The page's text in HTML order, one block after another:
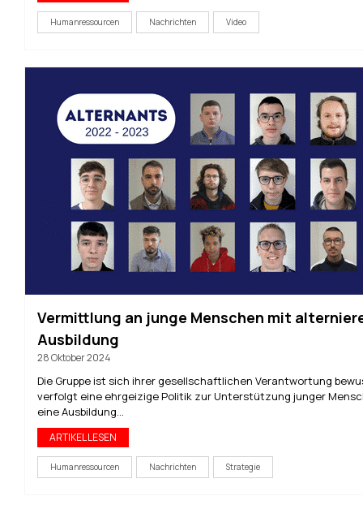
Humanressourcen Nachrichten Video
Vermittlung an junge Menschen mit
Ausbildung
28 Oktober 2024
Die Gruppe ist sich ihrer gesellschaftlichen Verantwortung
verfolgt eine ehrgeizige Politik zur Unterstützung junger
eine Ausbildung...
ARTIKEL LESEN
Humanressourcen Nachrichten Strategie